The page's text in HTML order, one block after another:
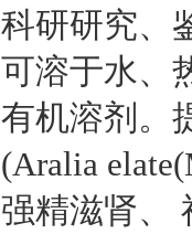
科研研究、
可溶于水、
有机溶剂。
(Aralia
强精滋肾、